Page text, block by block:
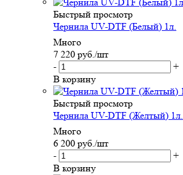
Быстрый просмотр
Чернила UV-DTF (Белый) 1л.
Много
7 220 руб./шт
-
+
В корзину
Быстрый просмотр
Чернила UV-DTF (Желтый) 1л.
Много
6 200 руб./шт
-
+
В корзину